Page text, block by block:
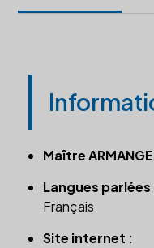
Maître
Langues parlées
Français
Site internet :